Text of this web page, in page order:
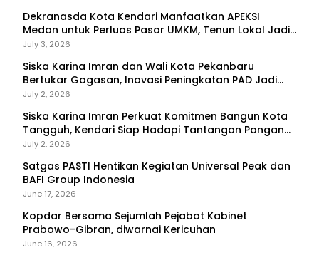
Dekranasda Kota Kendari Manfaatkan APEKSI
Medan untuk Perluas Pasar UMKM, Tenun Lokal Jadi
Primadona
July 3, 2026
Siska Karina Imran dan Wali Kota Pekanbaru
Bertukar Gagasan, Inovasi Peningkatan PAD Jadi
Fokus Diskusi
July 2, 2026
Siska Karina Imran Perkuat Komitmen Bangun Kota
Tangguh, Kendari Siap Hadapi Tantangan Pangan
dan Bencana
July 2, 2026
Satgas PASTI Hentikan Kegiatan Universal Peak dan
BAFI Group Indonesia
June 17, 2026
Kopdar Bersama Sejumlah Pejabat Kabinet
Prabowo-Gibran, diwarnai Kericuhan
June 16, 2026